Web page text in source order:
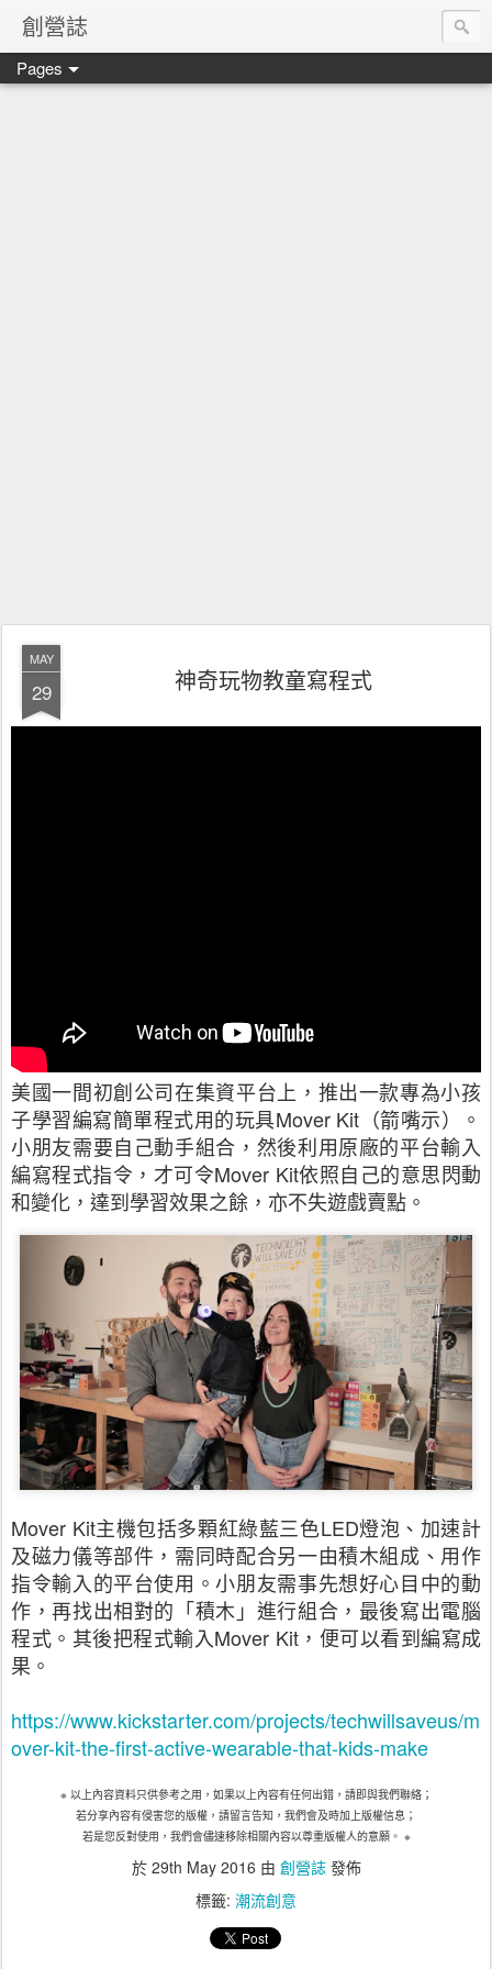
創營誌
Pages
MAY
29 神奇玩物教童寫程式
美國一間初創公司在集資平台上，推出一款專為小孩
子學習編寫簡單程式用的玩具Mover Kit （箭嘴示）。
小朋友需要自己動手組合，然後利用原廠的平台輸入
編寫程式指令，才可令Mover Kit依照自己的意思閃動
和變化，達到學習效果之餘，亦不失遊戲賣點。
Mover Kit主機包括多顆紅綠藍三色LED燈泡、加速計
及磁力儀等部件，需同時配合另一由積木組成、用作
指令輸入的平台使用。小朋友需事先想好心目中的動
作，再找出相對的「積木」進行組合，最後寫出電腦
程式。其後把程式輸入Mover Kit，便可以看到編寫成
果。
https://www.kickstarter.com/projects/techwillsaveus/m
over-kit-the-first-active-wearable-that-kids-make
※ 以上內容資料只供參考之用，如果以上內容有任何出錯，請即與我們聯絡；
若分享內容有侵害您的版權，請留言告知，我們會及時加上版權信息；
若是您反對使用，我們會儘速移除相關內容以尊重版權人的意願。 ※
於 29th May 2016 由 創營誌發佈
標籤: 潮流創意